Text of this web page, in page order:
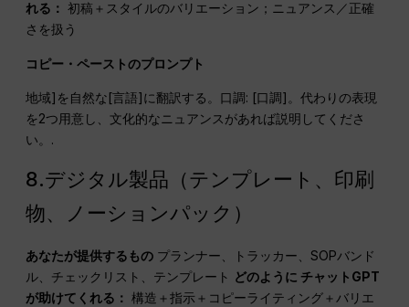
れる： 初稿＋スタイルのバリエーション；ニュアンス／正確
さを扱う
コピー・ペーストのプロンプト
地域]を自然な[言語]に翻訳する。口調: [口調]。代わりの表現
を2つ用意し、文化的なニュアンスがあれば説明してくださ
い。.
8.デジタル製品（テンプレート、印刷
物、ノーションパック）
あなたが提供するもの プランナー、トラッカー、SOPバンド
ル、チェックリスト、テンプレート どのように チャットGPT
が助けてくれる： 構造＋指示＋コピーライティング＋バリエ